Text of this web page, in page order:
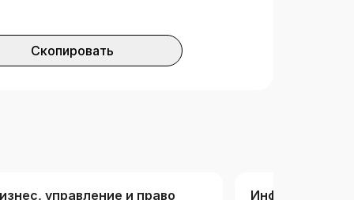
Скопировать
управление и право
Информатика,